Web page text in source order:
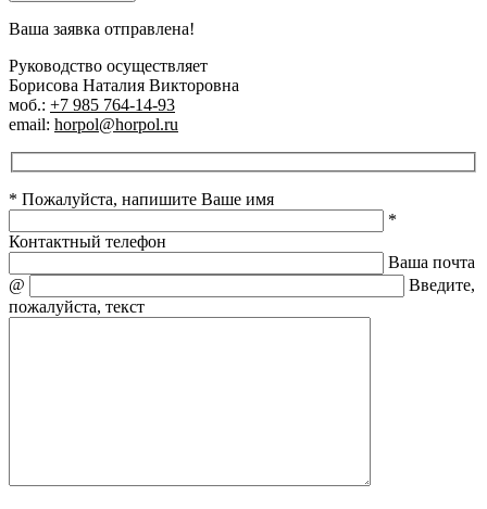
Ваша заявка отправлена!
Руководство осуществляет
Борисова Наталия Викторовна
моб.: +7 985 764-14-93
email: horpol@horpol.ru
* Пожалуйста, напишите Ваше имя
*
Контактный телефон
Ваша почта
@
Введите,
пожалуйста, текст